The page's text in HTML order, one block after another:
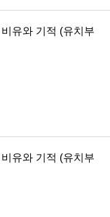
유와 기적 (유치부
유와 기적 (유치부